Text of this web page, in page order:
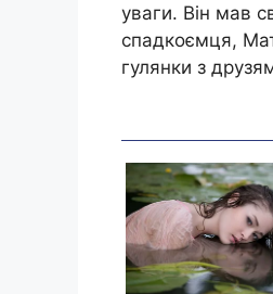
уваги. Він мав
спадкоємця,
гулянки з